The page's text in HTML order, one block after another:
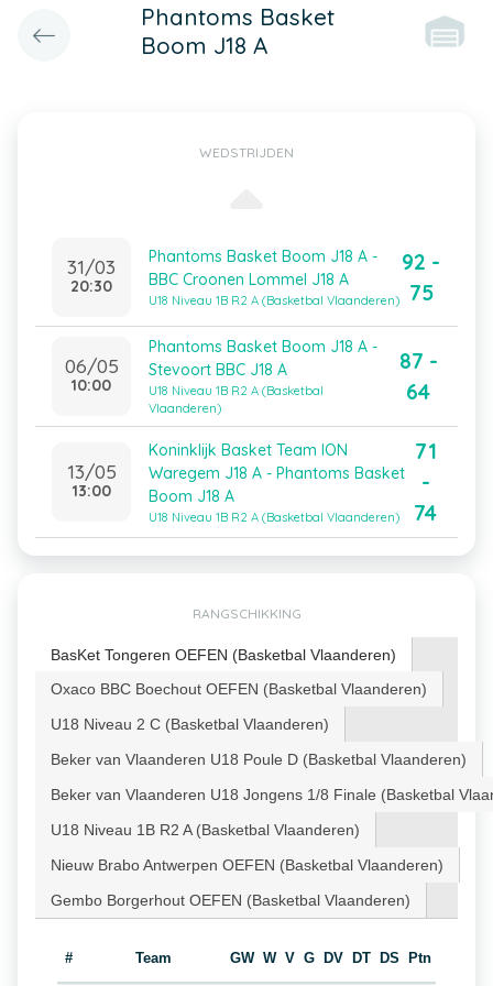
Phantoms Basket
Boom J18 A
WEDSTRIJDEN
31/03
20:30
Phantoms Basket Boom J18 A -
BBC Croonen Lommel J18 A
U18 Niveau 1B R2 A (Basketbal Vlaanderen)
92 -
75
06/05
10:00
Phantoms Basket Boom J18 A -
Stevoort BBC J18 A
U18 Niveau 1B R2 A (Basketbal
Vlaanderen)
87 -
64
13/05
13:00
Koninklijk Basket Team ION
Waregem J18 A - Phantoms Basket
Boom J18 A
U18 Niveau 1B R2 A (Basketbal Vlaanderen)
71
-
74
RANGSCHIKKING
BasKet Tongeren OEFEN (Basketbal Vlaanderen)
Oxaco BBC Boechout OEFEN (Basketbal Vlaanderen)
U18 Niveau 2 C (Basketbal Vlaanderen)
Beker van Vlaanderen U18 Poule D (Basketbal Vlaanderen)
Beker van Vlaanderen U18 Jongens 1/8 Finale (Basketbal
U18 Niveau 1B R2 A (Basketbal Vlaanderen)
Nieuw Brabo Antwerpen OEFEN (Basketbal Vlaanderen)
Gembo Borgerhout OEFEN (Basketbal Vlaanderen)
# Team GW W V G DV DT DS Ptn